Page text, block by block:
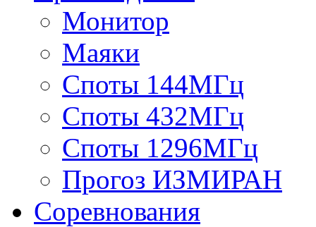
Монитор
Маяки
Споты 144МГц
Споты 432МГц
Споты 1296МГц
Прогоз ИЗМИРАН
Соревнования